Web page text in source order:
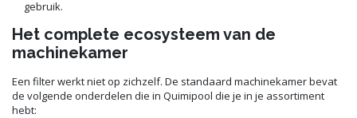
gebruik.
Het complete ecosysteem van de
machinekamer
Een filter werkt niet op zichzelf. De standaard machinekamer bevat
de volgende onderdelen die in Quimipool die je in je assortiment
hebt: